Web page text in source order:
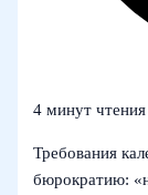
4 минут чтения
Требования
бюрократию: